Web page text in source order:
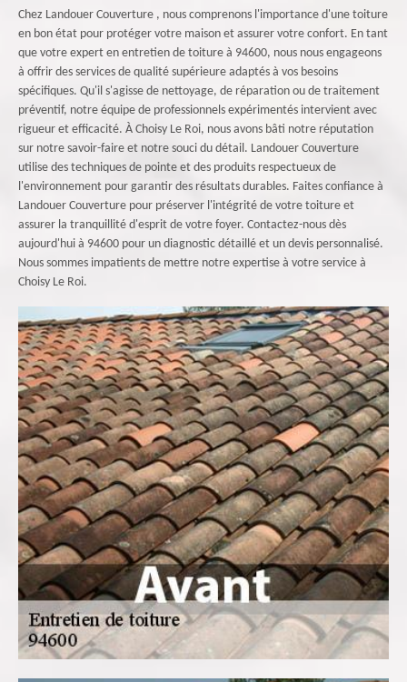
Chez Landouer Couverture , nous comprenons l'importance d'une toiture
en bon état pour protéger votre maison et assurer votre confort. En tant
que votre expert en entretien de toiture à 94600, nous nous engageons
à offrir des services de qualité supérieure adaptés à vos besoins
spécifiques. Qu'il s'agisse de nettoyage, de réparation ou de traitement
préventif, notre équipe de professionnels expérimentés intervient avec
rigueur et efficacité. À Choisy Le Roi, nous avons bâti notre réputation
sur notre savoir-faire et notre souci du détail. Landouer Couverture
utilise des techniques de pointe et des produits respectueux de
l'environnement pour garantir des résultats durables. Faites confiance à
Landouer Couverture pour préserver l'intégrité de votre toiture et
assurer la tranquillité d'esprit de votre foyer. Contactez-nous dès
aujourd'hui à 94600 pour un diagnostic détaillé et un devis personnalisé.
Nous sommes impatients de mettre notre expertise à votre service à
Choisy Le Roi.